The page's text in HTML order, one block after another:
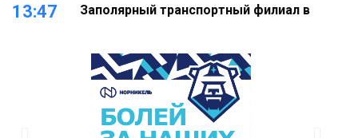
13:47
Заполярный транспортный филиал в
В Норильске лыжную базу «Оль-Гуль»
закрыли из-за появления медведя